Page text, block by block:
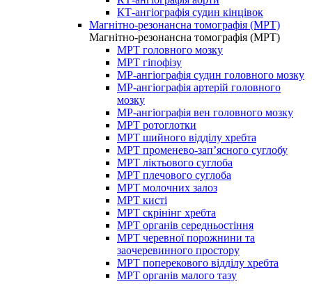
КТ-ангіографія судин кінцівок
Магнітно-резонансна томографія (МРТ)
Магнітно-резонансна томографія (МРТ)
МРТ головного мозку
МРТ гіпофізу
МР-ангіографія судин головного мозку
МР-ангіографія артерій головного
мозку
МР-ангіографія вен головного мозку
МРТ ротоглотки
МРТ шийного відділу хребта
МРТ променево-зап’ясного суглобу
МРТ ліктьового суглоба
МРТ плечового суглоба
МРТ молочних залоз
МРТ кисті
МРТ скрінінг хребта
МРТ органів середньостіння
МРТ черевної порожнини та
заочеревинного простору
МРТ поперекового відділу хребта
МРТ органів малого тазу